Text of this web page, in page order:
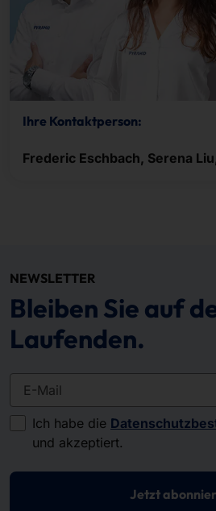
Ihre Kontaktperson:
Frederic Eschbach, Serena
NEWSLETTER
Bleiben Sie auf
Laufenden.
Ich habe die
und akzeptiert.
Jetzt